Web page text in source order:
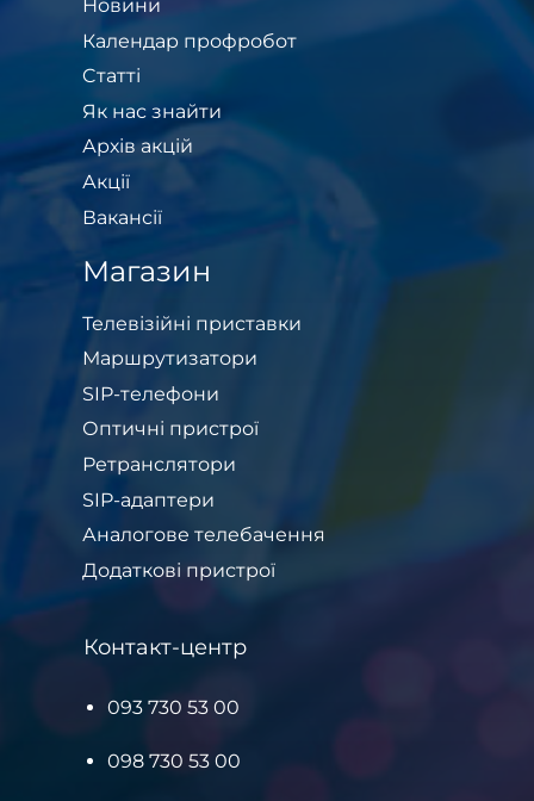
Новини
Календар профробот
Cтатті
Як нас знайти
Архів акцій
Акції
Вакансії
Магазин
Телевізійні приставки
Маршрутизатори
SIP-телефони
Оптичні пристрої
Ретранслятори
SIP-адаптери
Аналогове телебачення
Додаткові пристрої
Контакт-центр
093 730 53 00
098 730 53 00